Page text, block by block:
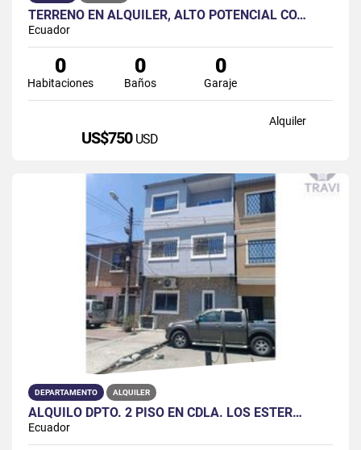
TERRENO EN ALQUILER, ALTO POTENCIAL CO…
Ecuador
0
Habitaciones
0
Baños
0
Garaje
Alquiler
US$750 USD
DEPARTAMENTO ALQUILER
ALQUILO DPTO. 2 PISO EN CDLA. LOS ESTER…
Ecuador